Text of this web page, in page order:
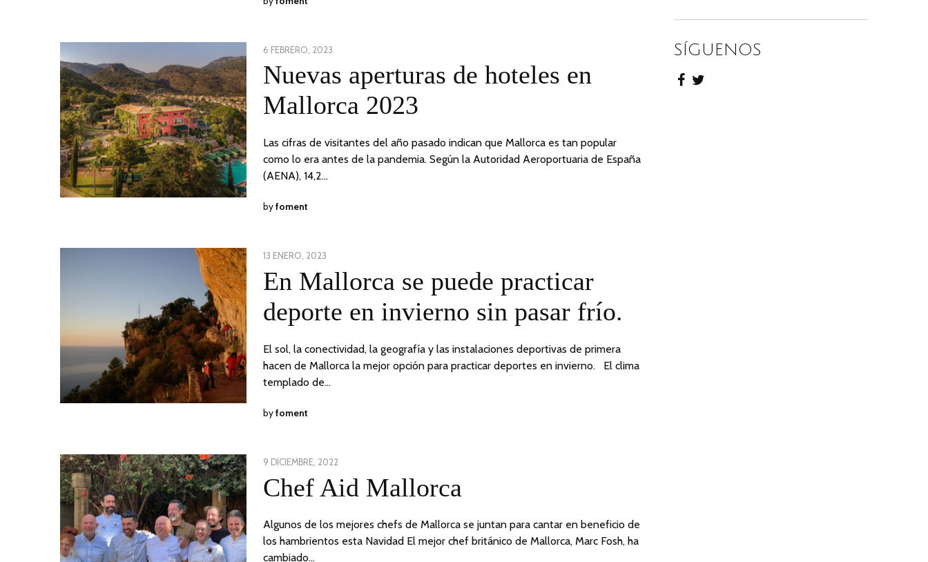
POSTED
ON
6 FEBRERO, 2023
2023
Nuevas aperturas de hoteles en
Mallorca 2023
Las cifras de visitantes del año pasado indican que Mallorca es tan popular
como lo era antes de la pandemia. Según la Autoridad Aeroportuaria de España
(AENA), 14,2…
byfoment
POSTED
ON
13 ENERO, 2023
ENERO,
2023
En Mallorca se puede practicar
deporte en invierno sin pasar frío.
El sol, la conectividad, la geografía y las instalaciones deportivas de primera
hacen de Mallorca la mejor opción para practicar deportes en invierno. El clima
templado de…
byfoment
POSTED
ON
9 DICIEMBRE, 2022
DICIEMBRE,
2022
Chef Aid Mallorca
Algunos de los mejores chefs de Mallorca se juntan para cantar en beneficio de
los hambrientos esta Navidad El mejor chef británico de Mallorca, Marc Fosh, ha
cambiado…
SÍGUENOS